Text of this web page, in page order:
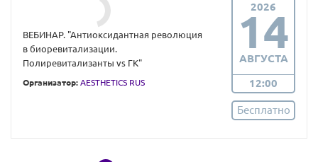
ВЕБИНАР. "Антиоксидантная революция
в биоревитализации.
Полиревитализанты vs ГК"
Организатор: AESTHETICS RUS
2026
14
АВГУСТА
12:00
Бесплатно